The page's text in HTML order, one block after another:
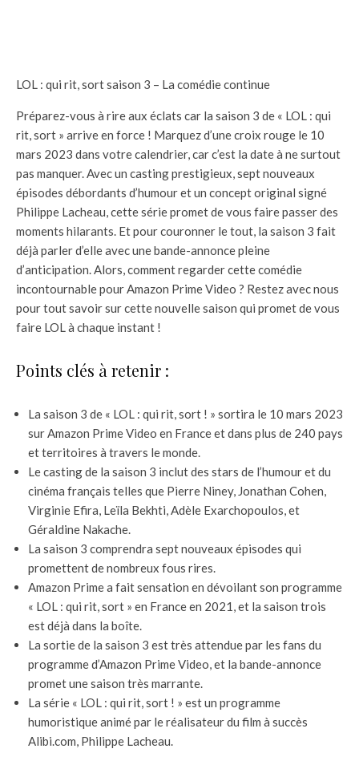
LOL : qui rit, sort saison 3 – La comédie continue
Préparez-vous à rire aux éclats car la saison 3 de « LOL : qui
rit, sort » arrive en force ! Marquez d’une croix rouge le 10
mars 2023 dans votre calendrier, car c’est la date à ne surtout
pas manquer. Avec un casting prestigieux, sept nouveaux
épisodes débordants d’humour et un concept original signé
Philippe Lacheau, cette série promet de vous faire passer des
moments hilarants. Et pour couronner le tout, la saison 3 fait
déjà parler d’elle avec une bande-annonce pleine
d’anticipation. Alors, comment regarder cette comédie
incontournable pour Amazon Prime Video ? Restez avec nous
pour tout savoir sur cette nouvelle saison qui promet de vous
faire LOL à chaque instant !
Points clés à retenir :
La saison 3 de « LOL : qui rit, sort ! » sortira le 10 mars 2023
sur Amazon Prime Video en France et dans plus de 240 pays
et territoires à travers le monde.
Le casting de la saison 3 inclut des stars de l’humour et du
cinéma français telles que Pierre Niney, Jonathan Cohen,
Virginie Efira, Leïla Bekhti, Adèle Exarchopoulos, et
Géraldine Nakache.
La saison 3 comprendra sept nouveaux épisodes qui
promettent de nombreux fous rires.
Amazon Prime a fait sensation en dévoilant son programme
« LOL : qui rit, sort » en France en 2021, et la saison trois
est déjà dans la boîte.
La sortie de la saison 3 est très attendue par les fans du
programme d’Amazon Prime Video, et la bande-annonce
promet une saison très marrante.
La série « LOL : qui rit, sort ! » est un programme
humoristique animé par le réalisateur du film à succès
Alibi.com, Philippe Lacheau.